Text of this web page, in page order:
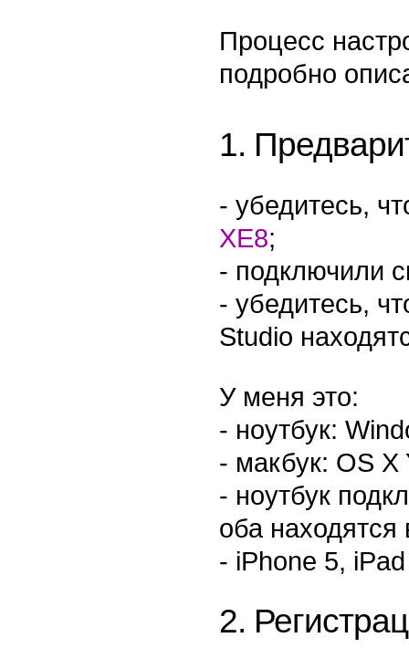
Процесс
подробно
1.
- убедитесь,
XE8;
- подключили
- убедитесь,
Studio
У меня это:
- ноутбук:
- макбук: OS X
- ноутбук
оба находятся
- iPhone 5,
2.